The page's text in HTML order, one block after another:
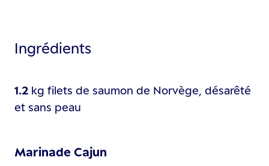
Ingrédients
1.2 kg filets de saumon de Norvège, désarêté
et sans peau
Marinade Cajun